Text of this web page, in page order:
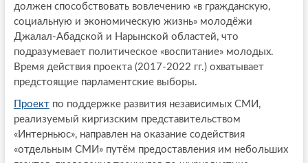
должен способствовать вовлечению «в гражданскую,
социальную и экономическую жизнь» молодёжи
Джалал-Абадской и Нарынской областей, что
подразумевает политическое «воспитание» молодых.
Время действия проекта (2017-2022 гг.) охватывает
предстоящие парламентские выборы.
Проектпо поддержке развития независимых СМИ,
реализуемый киргизским представительством
«Интерньюс», направлен на оказание содействия
«отдельным СМИ» путём предоставления им небольших